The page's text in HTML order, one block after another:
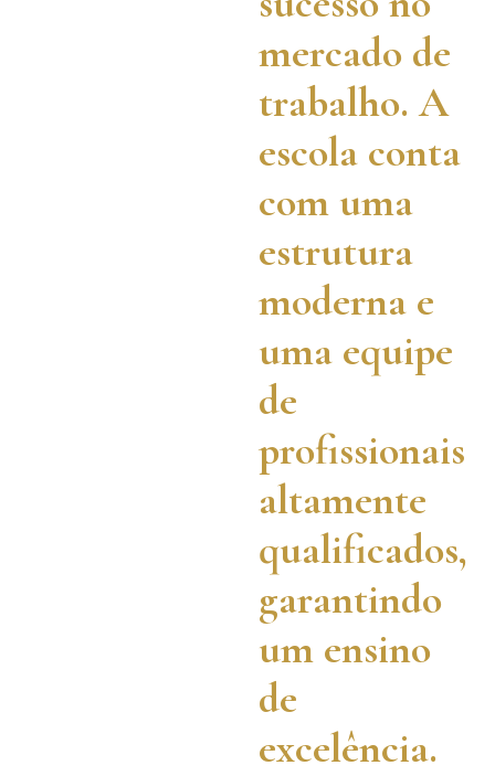
mercado de
trabalho. A
escola conta
com uma
estrutura
moderna e
uma equipe
de
profissionais
altamente
qualificados,
garantindo
um ensino
de
excelência.